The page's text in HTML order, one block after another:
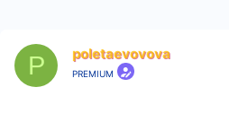
а
P poletaevovova
PREMIUM